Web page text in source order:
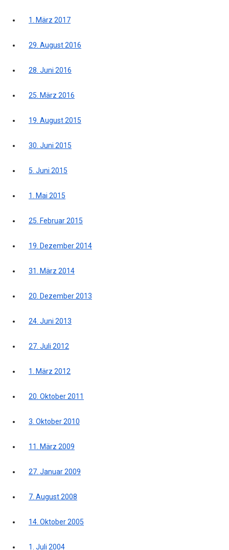
1. März 2017
29. August 2016
28. Juni 2016
25. März 2016
19. August 2015
30. Juni 2015
5. Juni 2015
1. Mai 2015
25. Februar 2015
19. Dezember 2014
31. März 2014
20. Dezember 2013
24. Juni 2013
27. Juli 2012
1. März 2012
20. Oktober 2011
3. Oktober 2010
11. März 2009
27. Januar 2009
7. August 2008
14. Oktober 2005
1. Juli 2004